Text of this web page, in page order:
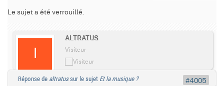
Le sujet a été verrouillé.
ALTRATUS
Visiteur
Réponse de altratussur le sujet Et la musique ? #4005